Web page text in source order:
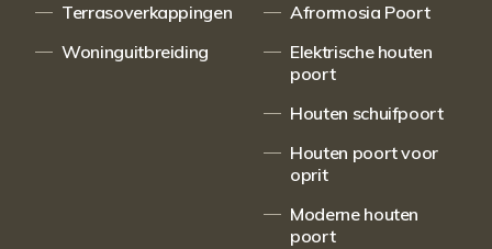
Terrasoverkappingen
Woninguitbreiding
Afrormosia Poort
Elektrische houten
poort
Houten schuifpoort
Houten poort voor
oprit
Moderne houten
poort